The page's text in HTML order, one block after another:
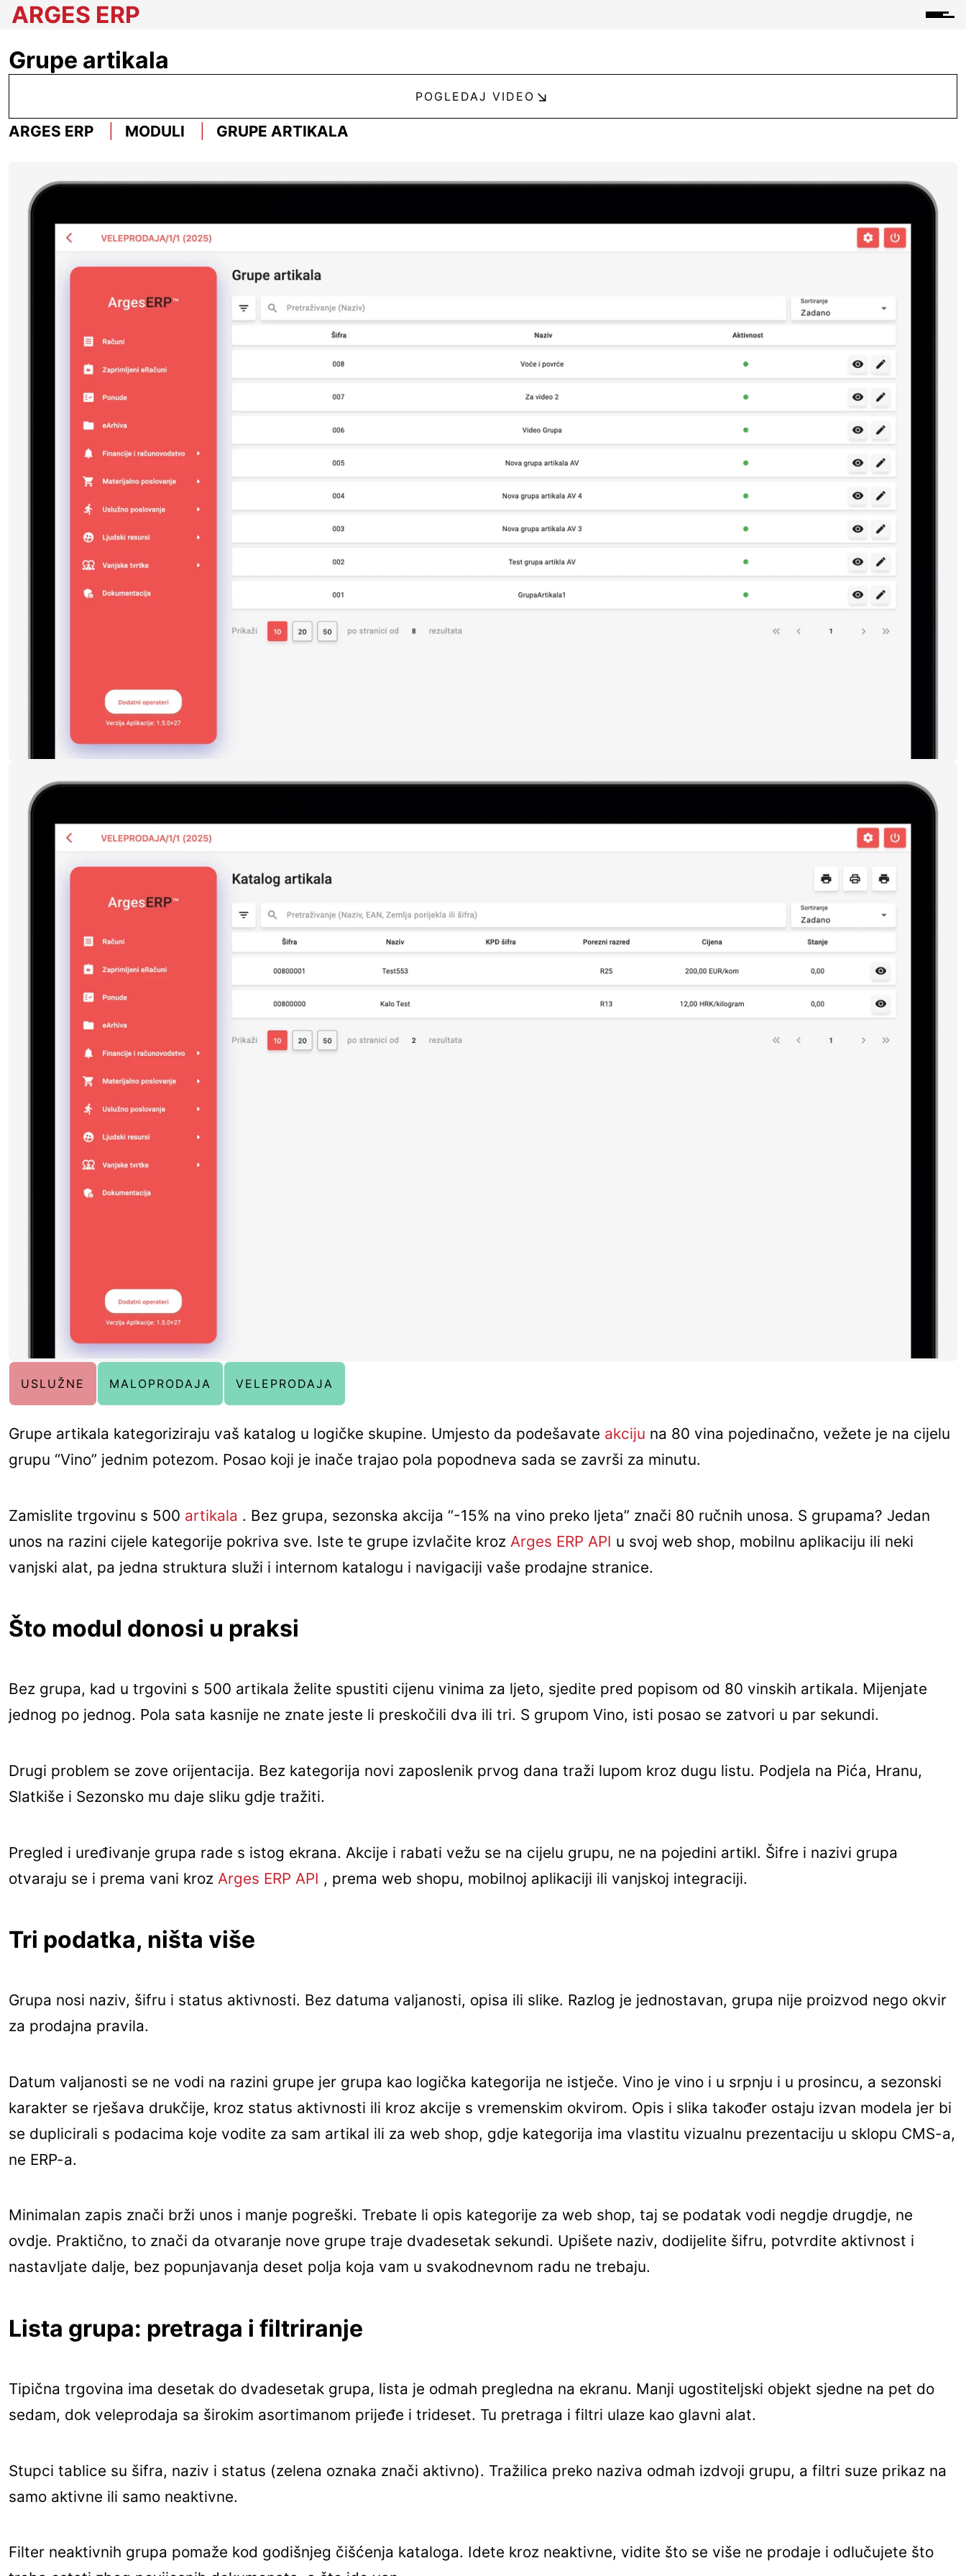
ARGES ERP
Grupe artikala
POGLEDAJ VIDEO
ARGES ERP MODULI GRUPE ARTIKALA
USLUŽNE MALOPRODAJA VELEPRODAJA
Grupe artikala kategoriziraju vaš katalog u logičke skupine. Umjesto da podešavate akciju na 80 vina pojedinačno, vežete je na cijelu
grupu “Vino” jednim potezom. Posao koji je inače trajao pola popodneva sada se završi za minutu.
Zamislite trgovinu s 500 artikala . Bez grupa, sezonska akcija “-15% na vino preko ljeta” znači 80 ručnih unosa. S grupama? Jedan
unos na razini cijele kategorije pokriva sve. Iste te grupe izvlačite kroz Arges ERP API u svoj web shop, mobilnu aplikaciju ili neki
vanjski alat, pa jedna struktura služi i internom katalogu i navigaciji vaše prodajne stranice.
Što modul donosi u praksi
Bez grupa, kad u trgovini s 500 artikala želite spustiti cijenu vinima za ljeto, sjedite pred popisom od 80 vinskih artikala. Mijenjate
jednog po jednog. Pola sata kasnije ne znate jeste li preskočili dva ili tri. S grupom Vino, isti posao se zatvori u par sekundi.
Drugi problem se zove orijentacija. Bez kategorija novi zaposlenik prvog dana traži lupom kroz dugu listu. Podjela na Pića, Hranu,
Slatkiše i Sezonsko mu daje sliku gdje tražiti.
Pregled i uređivanje grupa rade s istog ekrana. Akcije i rabati vežu se na cijelu grupu, ne na pojedini artikl. Šifre i nazivi grupa
otvaraju se i prema vani kroz Arges ERP API , prema web shopu, mobilnoj aplikaciji ili vanjskoj integraciji.
Tri podatka, ništa više
Grupa nosi naziv, šifru i status aktivnosti. Bez datuma valjanosti, opisa ili slike. Razlog je jednostavan, grupa nije proizvod nego okvir
za prodajna pravila.
Datum valjanosti se ne vodi na razini grupe jer grupa kao logička kategorija ne istječe. Vino je vino i u srpnju i u prosincu, a sezonski
karakter se rješava drukčije, kroz status aktivnosti ili kroz akcije s vremenskim okvirom. Opis i slika također ostaju izvan modela jer bi
se duplicirali s podacima koje vodite za sam artikal ili za web shop, gdje kategorija ima vlastitu vizualnu prezentaciju u sklopu CMS-a,
ne ERP-a.
Minimalan zapis znači brži unos i manje pogreški. Trebate li opis kategorije za web shop, taj se podatak vodi negdje drugdje, ne
ovdje. Praktično, to znači da otvaranje nove grupe traje dvadesetak sekundi. Upišete naziv, dodijelite šifru, potvrdite aktivnost i
nastavljate dalje, bez popunjavanja deset polja koja vam u svakodnevnom radu ne trebaju.
Lista grupa: pretraga i filtriranje
Tipična trgovina ima desetak do dvadesetak grupa, lista je odmah pregledna na ekranu. Manji ugostiteljski objekt sjedne na pet do
sedam, dok veleprodaja sa širokim asortimanom prijeđe i trideset. Tu pretraga i filtri ulaze kao glavni alat.
Stupci tablice su šifra, naziv i status (zelena oznaka znači aktivno). Tražilica preko naziva odmah izdvoji grupu, a filtri suze prikaz na
samo aktivne ili samo neaktivne.
Filter neaktivnih grupa pomaže kod godišnjeg čišćenja kataloga. Idete kroz neaktivne, vidite što se više ne prodaje i odlučujete što